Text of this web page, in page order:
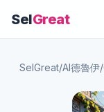
SelGreat
SelGreat/AI德魯伊/